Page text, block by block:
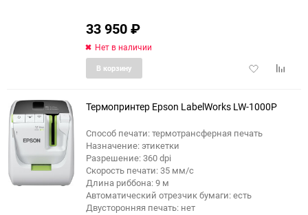
33 950₽
Нет в наличии
Добавить
В корзину
Термопринтер Epson LabelWorks LW-1000P
Способ печати: термотрансферная печать
Назначение: этикетки
Разрешение: 360 dpi
Скорость печати: 35 мм/с
Длина риббона: 9 м
Автоматический отрезчик бумаги: есть
Двусторонняя печать: нет